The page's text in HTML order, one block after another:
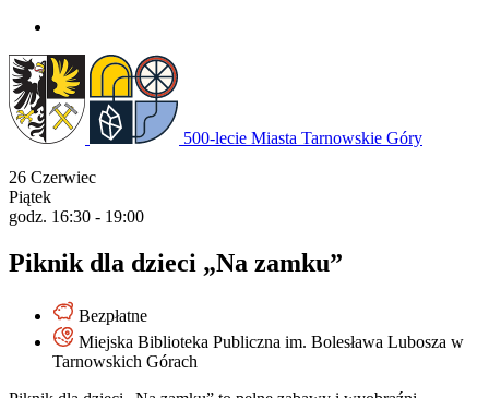
treści
500-lecie Miasta Tarnowskie Góry
26 Czerwiec
Piątek
godz. 16:30 - 19:00
Piknik dla dzieci „Na zamku”
Bezpłatne
Miejska Biblioteka Publiczna im. Bolesława Lubosza w
Tarnowskich Górach